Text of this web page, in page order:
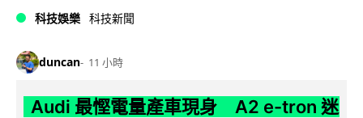
科技娛樂 科技新聞
duncan 11 小時
Audi 最慳電量產車現身 A2 e-tron 迷